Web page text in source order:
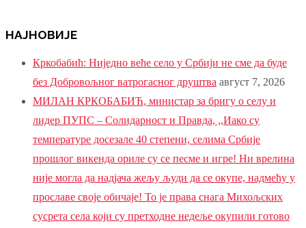
НАЈНОВИЈЕ
Кркобабић: Ниједно веће село у Србији не сме да буде
без Добровољног ватрогасног друштва август 7, 2026
МИЛАН КРКОБАБИЋ, министар за бригу о селу и
лидер ПУПС – Солидарност и Правда, ,,Иако су
температуре досезале 40 степени, селима Србије
прошлог викенда ориле су се песме и игре! Ни врелина
није могла да надјача жељу људи да се окупе, надмећу у
прославе своје обичаје! То је права снага Михољских
сусрета села који су претходне недеље окупили готово